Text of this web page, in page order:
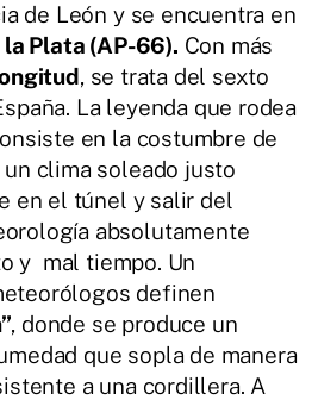
de León y se encuentra en
la Plata (AP-66). Con más
, se trata del sexto
La leyenda que rodea
en la costumbre de
clima soleado justo
en el túnel y salir del
absolutamente
y mal tiempo. Un
definen
, donde se produce un
que sopla de manera
a una cordillera. A